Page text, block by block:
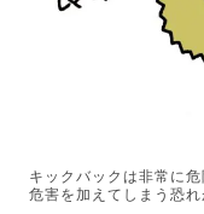
キックバックは非常に
危害を加えてしまう恐